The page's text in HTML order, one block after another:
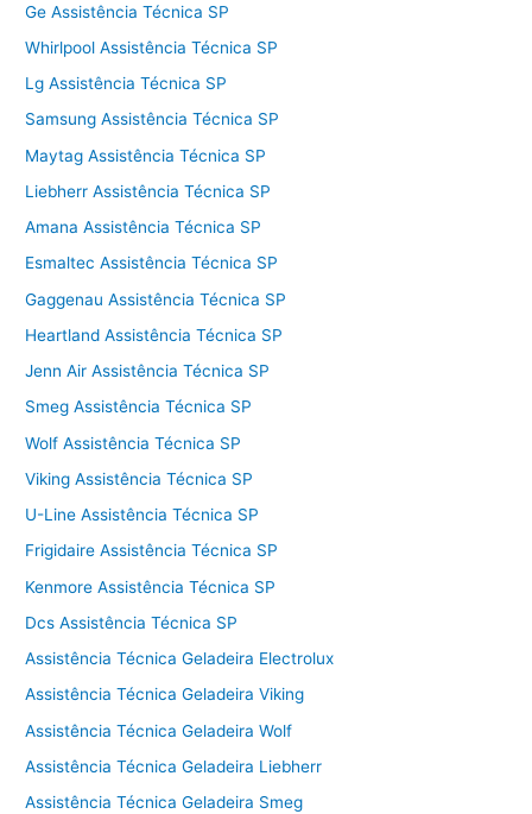
Ge Assistência Técnica SP
Whirlpool Assistência Técnica SP
Lg Assistência Técnica SP
Samsung Assistência Técnica SP
Maytag Assistência Técnica SP
Liebherr Assistência Técnica SP
Amana Assistência Técnica SP
Esmaltec Assistência Técnica SP
Gaggenau Assistência Técnica SP
Heartland Assistência Técnica SP
Jenn Air Assistência Técnica SP
Smeg Assistência Técnica SP
Wolf Assistência Técnica SP
Viking Assistência Técnica SP
U-Line Assistência Técnica SP
Frigidaire Assistência Técnica SP
Kenmore Assistência Técnica SP
Dcs Assistência Técnica SP
Assistência Técnica Geladeira Electrolux
Assistência Técnica Geladeira Viking
Assistência Técnica Geladeira Wolf
Assistência Técnica Geladeira Liebherr
Assistência Técnica Geladeira Smeg